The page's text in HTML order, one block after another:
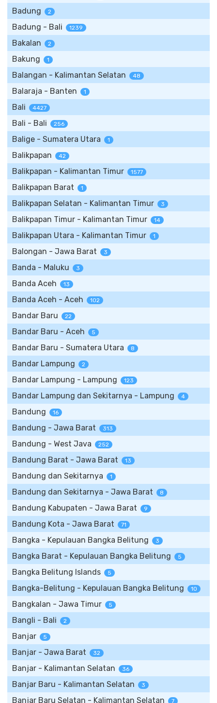
Badung 2
Badung - Bali 1239
Bakalan 2
Bakung 1
Balangan - Kalimantan Selatan 48
Balaraja - Banten 1
Bali 4427
Bali - Bali 256
Balige - Sumatera Utara 1
Balikpapan 42
Balikpapan - Kalimantan Timur 1577
Balikpapan Barat 1
Balikpapan Selatan - Kalimantan Timur 3
Balikpapan Timur - Kalimantan Timur 14
Balikpapan Utara - Kalimantan Timur 1
Balongan - Jawa Barat 3
Banda - Maluku 3
Banda Aceh 13
Banda Aceh - Aceh 102
Bandar Baru 22
Bandar Baru - Aceh 5
Bandar Baru - Sumatera Utara 8
Bandar Lampung 2
Bandar Lampung - Lampung 123
Bandar Lampung dan Sekitarnya - Lampung 4
Bandung 16
Bandung - Jawa Barat 313
Bandung - West Java 252
Bandung Barat - Jawa Barat 13
Bandung dan Sekitarnya 1
Bandung dan Sekitarnya - Jawa Barat 8
Bandung Kabupaten - Jawa Barat 9
Bandung Kota - Jawa Barat 71
Bangka - Kepulauan Bangka Belitung 3
Bangka Barat - Kepulauan Bangka Belitung 5
Bangka Belitung Islands 5
Bangka-Belitung - Kepulauan Bangka Belitung 10
Bangkalan - Jawa Timur 5
Bangli - Bali 2
Banjar 5
Banjar - Jawa Barat 32
Banjar - Kalimantan Selatan 36
Banjar Baru - Kalimantan Selatan 3
Banjar Baru Selatan - Kalimantan Selatan 7